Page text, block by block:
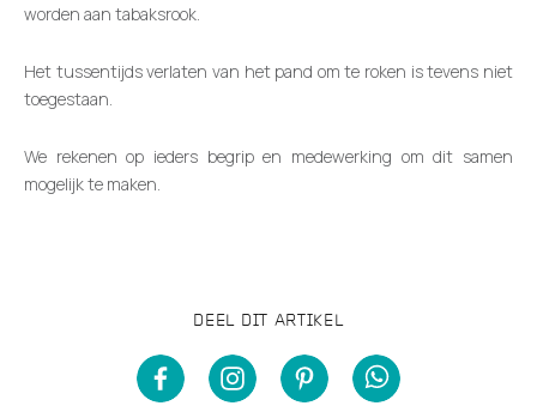
worden aan tabaksrook.
Het tussentijds verlaten van het pand om te roken is tevens niet
toegestaan.
We rekenen op ieders begrip en medewerking om dit samen
mogelijk te maken.
DEEL DIT ARTIKEL